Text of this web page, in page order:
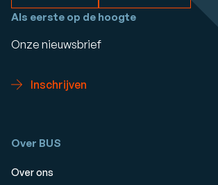
Als eerste op de hoogte
Onze nieuwsbrief
Inschrijven
Over BUS
Over ons